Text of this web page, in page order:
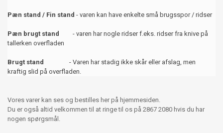
Pæn stand / Fin stand - varen kan have enkelte små brugsspor / ridser
Pæn brugt stand
- varen har nogle ridser f.eks. ridser fra knive på
tallerken overfladen
Brugt stand
- Varen har stadig ikke skår eller afslag, men
kraftig slid på overfladen.
Vores varer kan ses og bestilles her på hjemmesiden.
Du er også altid velkommen til at ringe til os på 2867 2080 hvis du har
nogen spørgsmål.